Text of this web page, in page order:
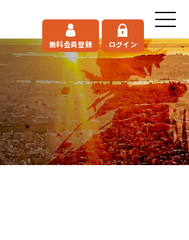
無料会員登録 ログイン